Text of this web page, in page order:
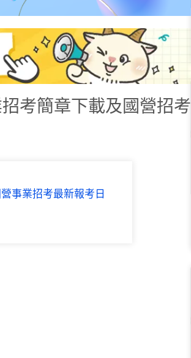
考簡章下載及國營招考
營事業招考最新報考日